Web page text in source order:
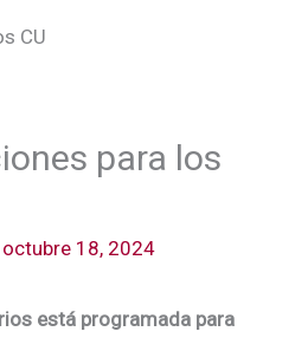
CU
para los
octubre 18, 2024
está programada para